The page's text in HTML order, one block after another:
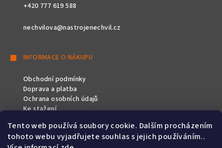
Tento web používá soubory cookie. Dalším procházením
tohoto webu vyjadřujete souhlas s jejich používáním..
+420 777 619 588
nechvilova@nastrojenechvil.cz
INFORMACE O NÁKUPU
Obchodní podmínky
Doprava a platba
Ochrana osobních údajů
Ke stažení
SLEDUJTE NÁS